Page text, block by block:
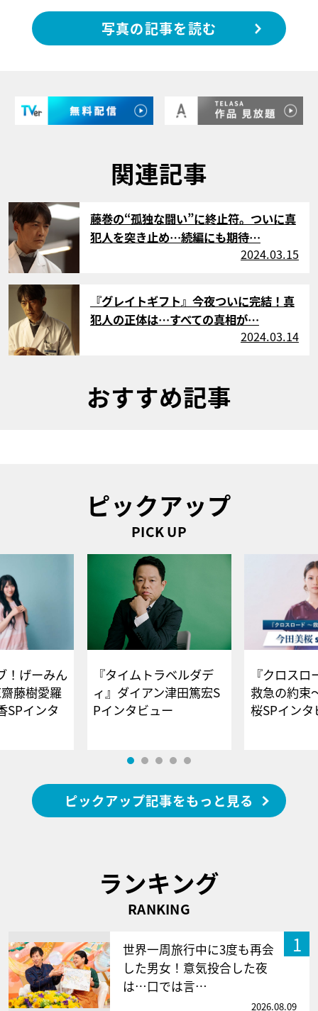
写真の記事を読む
関連記事
サムネイル
藤巻の“孤独な闘い”に終止符。ついに真
犯人を突き止め…続編にも期待…
2024.03.15
『グレイトギフト』今夜ついに完結！真
犯人の正体は…すべての真相が…
2024.03.14
おすすめ記事
ピックアップ
PICK UP
！げーみん
藤樹愛羅
SPインタ
『タイムトラベルダデ
ィ』ダイアン津田篤宏S
Pインタビュー
『クロス
救急の約束
桜SPイ
ピックアップ記事をもっと見る
ランキング
RANKING
1
世界一周旅行中に3度も再会
した男女！意気投合した夜
は…口では言…
2026.08.09